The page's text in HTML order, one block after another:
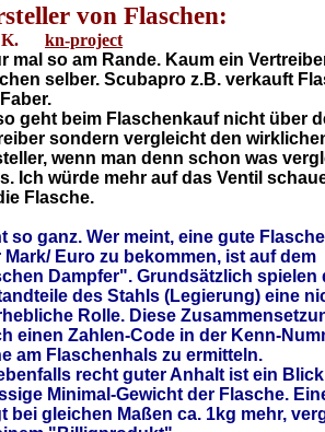
von Flaschen:
K. kn-project
mal so am Rande. Kaum ein
selber. Scubapro z.B. verkauft
geht beim Flaschenkauf nicht über
sondern vergleicht den
wenn man denn schon was
Ich würde mehr auf das Ventil
Flasche.
so ganz. Wer meint, eine gute
Mark/ Euro zu bekommen, ist auf dem
Dampfer". Grundsätzlich spielen
des Stahls (Legierung) eine
Rolle. Diese
einen Zahlen-Code in der Kenn-
am Flaschenhals zu ermitteln.
recht guter Anhalt ist ein
Minimal-Gewicht der Flasche.
bei gleichen Maßen ca. 1kg mehr,